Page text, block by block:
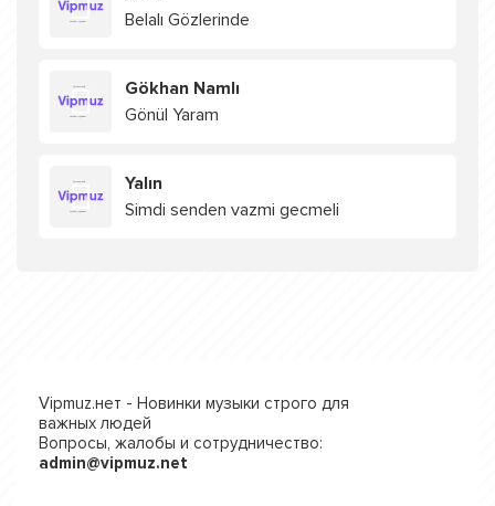
Belalı Gözlerinde
Gökhan Namlı
Gönül Yaram
Yalın
Simdi senden vazmi gecmeli
Vipmuz.нет - Новинки музыки строго для
важных людей
Вопросы, жалобы и сотрудничество:
admin@vipmuz.net